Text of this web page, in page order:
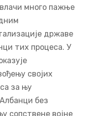
много пажње
државе
тих процеса. У
својих
за њу
без
сопствене војне